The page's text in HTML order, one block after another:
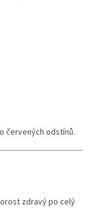
červených odstínů.
zdravý po celý